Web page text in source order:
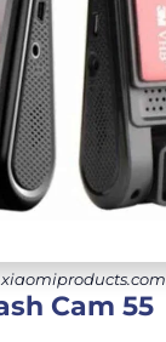
xiaomiproducts.com
Cam 55